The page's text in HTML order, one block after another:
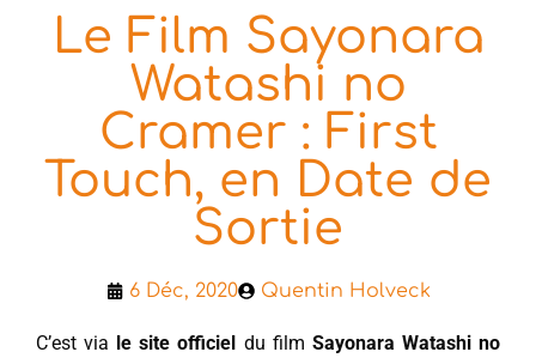
Le Film Sayonara
Watashi no
Cramer : First
Touch, en Date de
Sortie
6 Déc, 2020 Quentin Holveck
C’est via le site officiel du film Sayonara Watashi no